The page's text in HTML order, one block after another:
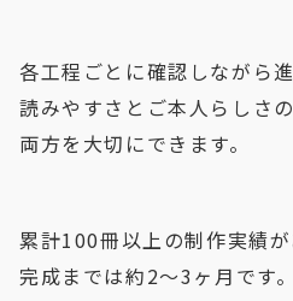
各工程ごとに確認しながら
読みやすさとご本人らしさの
両方を大切にできます。
累計100冊以上の制作実績が
完成までは約2〜3ヶ月です。